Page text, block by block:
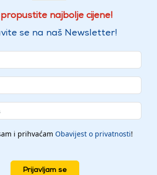
najbolje cijene!
se na naš Newsletter!
i prihvaćam Obavijest o privatnosti!
Prijavljam se